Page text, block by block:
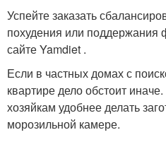
Успейте заказать
похудения или поддержания
сайте Yamdiet .
Если в частных домах с
квартире дело обстоит
хозяйкам удобнее делать
морозильной камере.